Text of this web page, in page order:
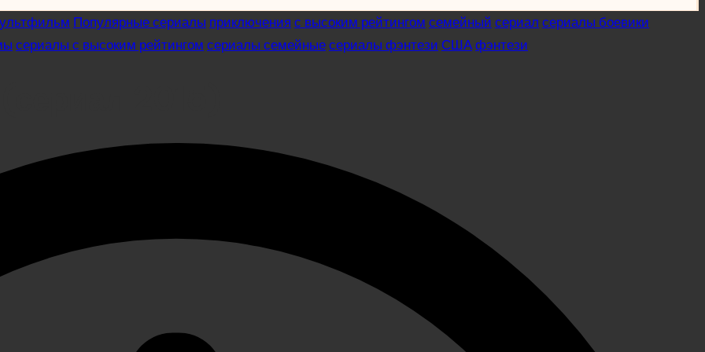
Популярные сериалы приключения с высоким рейтингом семейный сериал сериалы боевики
сериалы с высоким рейтингом сериалы семейныесериалы фэнтези СШАфэнтези